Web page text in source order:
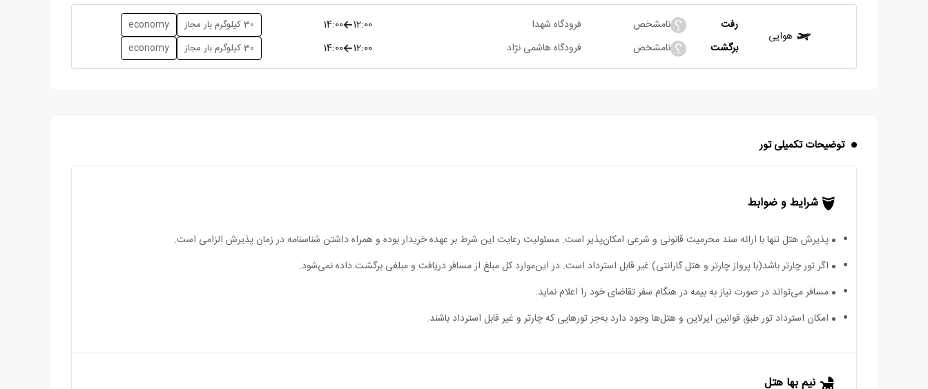
هوایی
رفت نامشخص فرودگاه شهدا 12:00
14:00 30 کیلوگرم بار مجاز economy
برگشت نامشخص فرودگاه هاشمی نژاد 12:00
14:00 30 کیلوگرم بار مجاز economy
توضیحات تکمیلی تور
شرایط و ضوابط
پذیرش هتل تنها با ارائه سند محرمیت قانونی و شرعی امکان‌پذیر است. مسئولیت رعایت این شرط بر عهده خریدار بوده و همراه داشتن شناسنامه در زمان پذیرش الزامی است.
اگر تور چارتر باشد(با پرواز چارتر و هتل گارانتی) غیر قابل استرداد است. در این‌موارد کل مبلغ از مسافر دریافت و مبلغی برگشت داده نمی‌شود.
مسافر می‌تواند در صورت نیاز به بیمه در هنگام سفر تقاضای خود را اعلام نماید.
امکان استرداد تور طبق قوانین ایرلاین و هتل‌ها وجود دارد به‌جز تورهایی که چارتر و غیر قابل استرداد باشند.
نیم بها هتل